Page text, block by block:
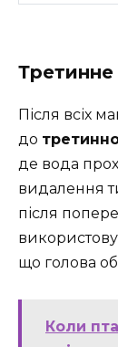
Після всіх
до
де вода
видалення
після
що голова
Коли